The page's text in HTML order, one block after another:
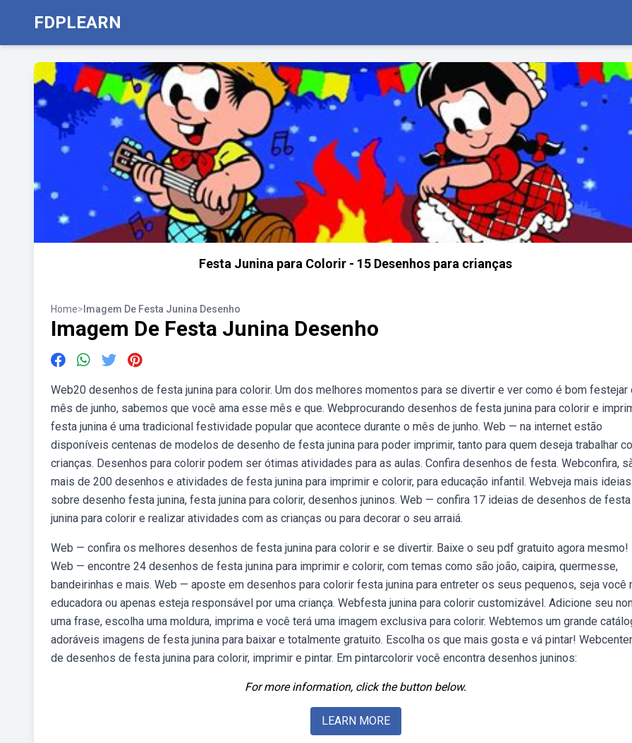
FDPLEARN
Festa Junina para Colorir - 15 Desenhos para crianças
Home> Imagem De Festa Junina Desenho
Imagem De Festa Junina Desenho
Web20 desenhos de festa junina para colorir. Um dos melhores momentos para se divertir e ver como é bom festejar
mês de junho, sabemos que você ama esse mês e que. Webprocurando desenhos de festa junina para colorir e
festa junina é uma tradicional festividade popular que acontece durante o mês de junho. Web — na internet estão
disponíveis centenas de modelos de desenho de festa junina para poder imprimir, tanto para quem deseja trabalhar
crianças. Desenhos para colorir podem ser ótimas atividades para as aulas. Confira desenhos de festa. Webconfira,
mais de 200 desenhos e atividades de festa junina para imprimir e colorir, para educação infantil. Webveja mais ideias
sobre desenho festa junina, festa junina para colorir, desenhos juninos. Web — confira 17 ideias de desenhos de festa
junina para colorir e realizar atividades com as crianças ou para decorar o seu arraiá.
Web — confira os melhores desenhos de festa junina para colorir e se divertir. Baixe o seu pdf gratuito agora mesmo!
Web — encontre 24 desenhos de festa junina para imprimir e colorir, com temas como são joão, caipira, quermesse,
bandeirinhas e mais. Web — aposte em desenhos para colorir festa junina para entreter os seus pequenos, seja você
educadora ou apenas esteja responsável por uma criança. Webfesta junina para colorir customizável. Adicione seu
uma frase, escolha uma moldura, imprima e você terá uma imagem exclusiva para colorir. Webtemos um grande
adoráveis imagens de festa junina para baixar e totalmente gratuito. Escolha os que mais gosta e vá pintar!
de desenhos de festa junina para colorir, imprimir e pintar. Em pintarcolorir você encontra desenhos juninos:
For more information, click the button below.
LEARN MORE